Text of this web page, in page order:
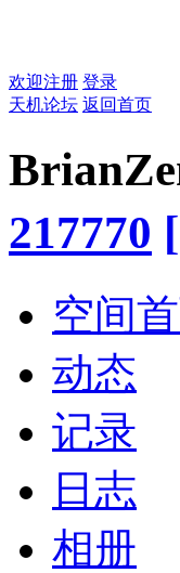
欢迎注册 登录
天机论坛 返回首页
217770
空间
动态
记录
日志
相册